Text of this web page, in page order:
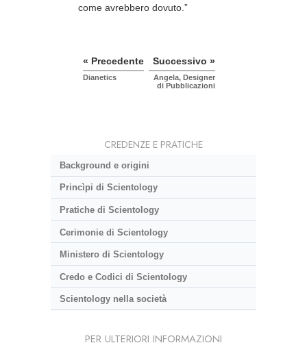
come avrebbero dovuto.”
« Precedente
Dianetics
Successivo »
Angela, Designer
di Pubblicazioni
CREDENZE E PRATICHE
Background e origini
Princìpi di Scientology
Pratiche di Scientology
Cerimonie di Scientology
Ministero di Scientology
Credo e Codici di Scientology
Scientology nella società
PER ULTERIORI INFORMAZIONI